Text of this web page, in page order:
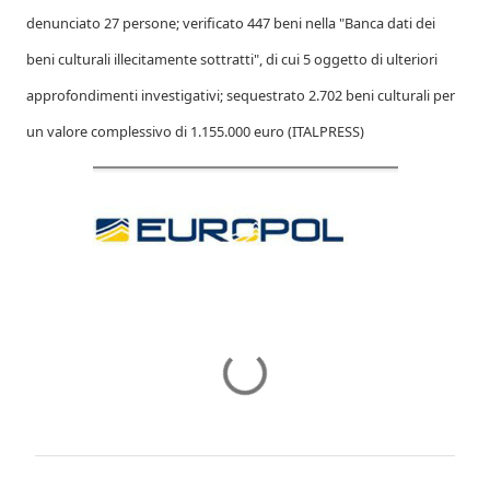
denunciato 27 persone; verificato 447 beni nella "Banca dati dei
beni culturali illecitamente sottratti", di cui 5 oggetto di ulteriori
approfondimenti investigativi; sequestrato 2.702 beni culturali per
un valore complessivo di 1.155.000 euro (ITALPRESS)